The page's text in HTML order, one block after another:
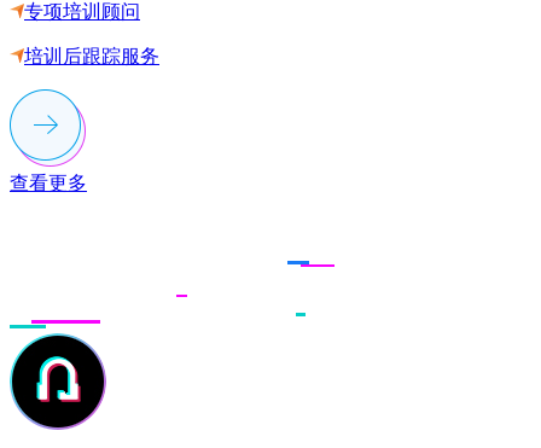
专项培训顾问
培训后跟踪服务
查看更多